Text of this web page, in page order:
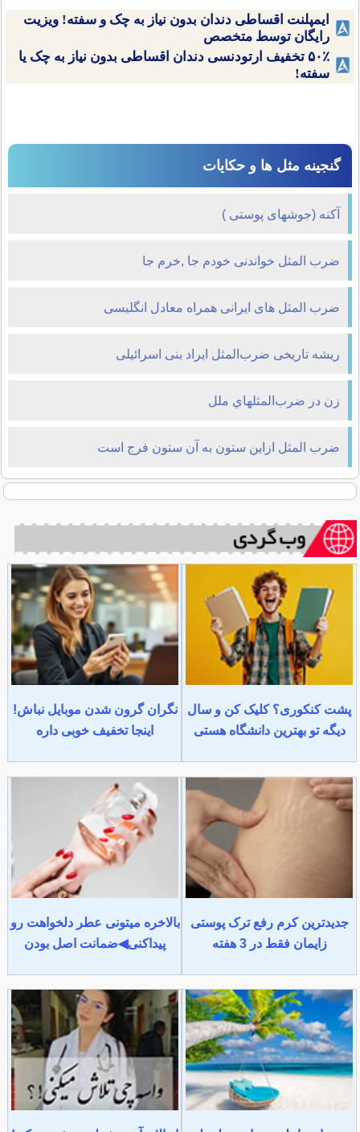
ایمپلنت اقساطی دندان بدون نیاز به چک و سفته! ویزیت
رایگان توسط متخصص
۵۰٪ تخفیف ارتودنسی دندان اقساطی بدون نیاز به چک یا
سفته!
گنجینه مثل ها و حکایات
آکنه (جوشهای پوستی )
ضرب المثل خواندنی خودم جا ,خرم جا
ضرب المثل های ایرانی همراه معادل انگلیسی
ریشه تاریخی ضرب‌المثل ایراد بنی اسرائیلی
زن در ضرب‌المثلهاي ملل
ضرب المثل ازاین ستون به آن ستون فرج است
پشت کنکوری؟ کلیک کن و سال
دیگه تو بهترین دانشگاه هستی
نگران گرون شدن موبایل نباش!
اینجا تخفیف خوبی داره
جدیدترین کرم رفع ترک پوستی
زایمان فقط در 3 هفته
بالاخره میتونی عطر دلخواهت رو
پیداکنی◀ضمانت اصل بودن